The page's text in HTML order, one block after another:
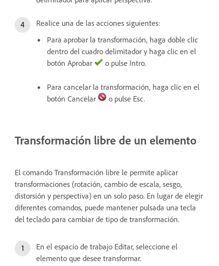
Realice una de las acciones siguientes:
Para aprobar la transformación, haga doble clic
dentro del cuadro delimitador y haga clic en el
botón Aprobar
o pulse Intro.
Para cancelar la transformación, haga clic en el
botón Cancelar
o pulse Esc.
Transformación libre de un elemento
El comando Transformación libre le permite aplicar
transformaciones (rotación, cambio de escala, sesgo,
distorsión y perspectiva) en un solo paso. En lugar de elegir
diferentes comandos, puede mantener pulsada una tecla
del teclado para cambiar de tipo de transformación.
En el espacio de trabajo Editar, seleccione el
elemento que desee transformar.